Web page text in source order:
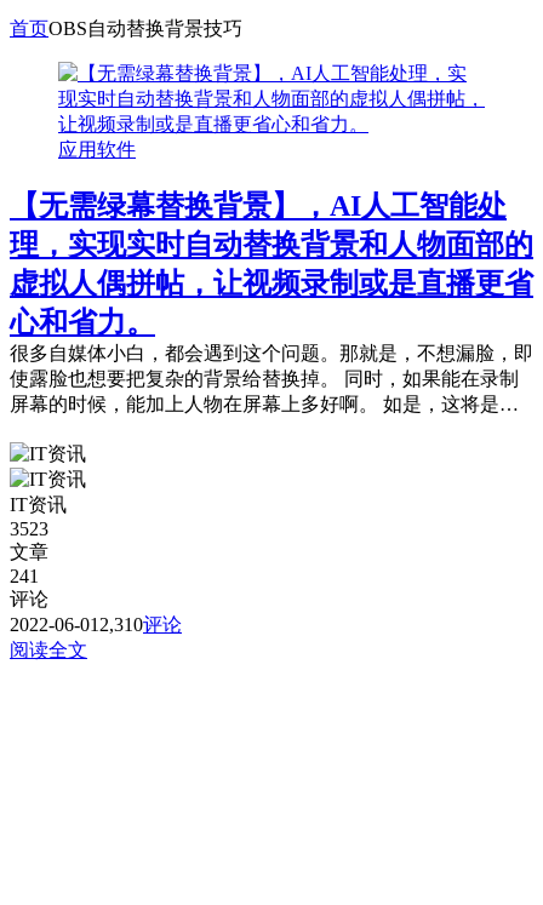
首页OBS自动替换背景技巧
应用软件
【无需绿幕替换背景】，AI人工智能处
理，实现实时自动替换背景和人物面部的
虚拟人偶拼帖，让视频录制或是直播更省
心和省力。
很多自媒体小白，都会遇到这个问题。那就是，不想漏脸，即
使露脸也想要把复杂的背景给替换掉。 同时，如果能在录制
屏幕的时候，能加上人物在屏幕上多好啊。 如是，这将是最
IT资讯
3523
文章
241
评论
2022-06-01 2,310评论
阅读全文